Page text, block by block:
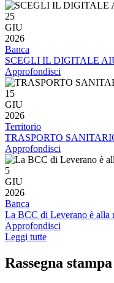
25
GIU
2026
Banca
SCEGLI IL DIGITALE
Approfondisci
15
GIU
2026
Territorio
TRASPORTO
Approfondisci
5
GIU
2026
Banca
La BCC di Leverano è alla
Approfondisci
Leggi tutte
Rassegna stampa